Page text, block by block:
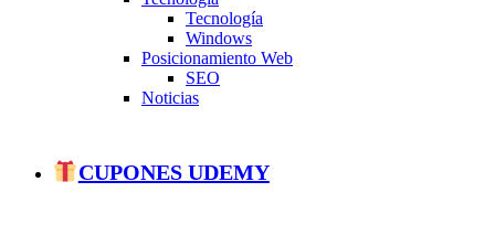
Tecnología
Windows
Posicionamiento Web
SEO
Noticias
CUPONES UDEMY